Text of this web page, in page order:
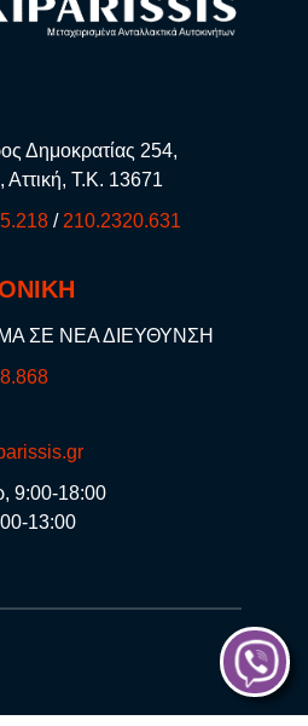
Δημοκρατίας 254,
Αττική, Τ.Κ. 13671
/210.2320.631
ΣΕ ΝΕΑ ΔΙΕΥΘΥΝΣΗ
9:00-18:00
13:00